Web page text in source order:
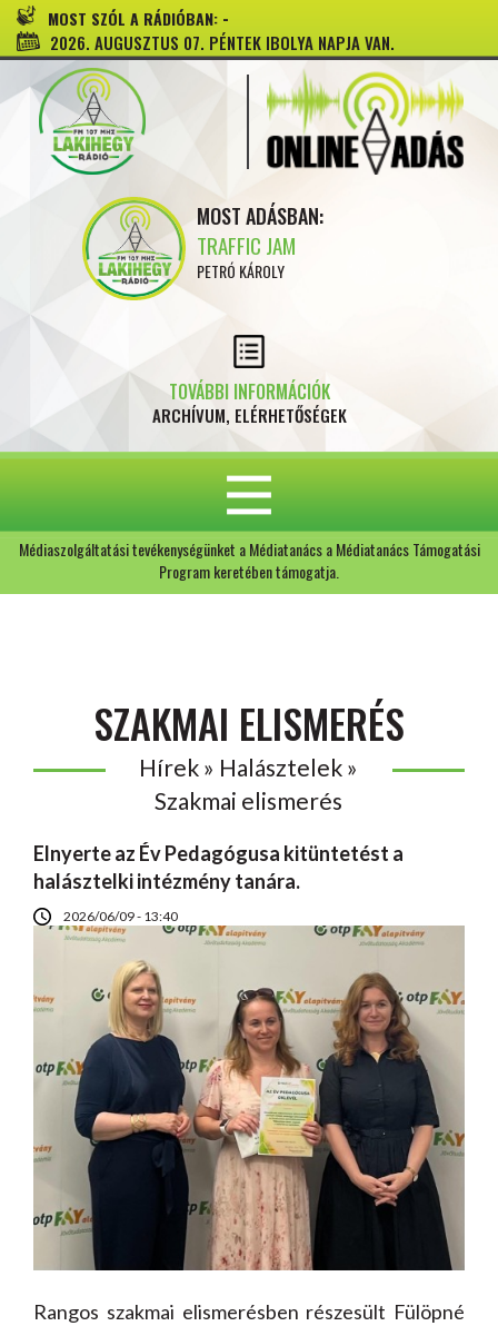
MOST SZÓL A RÁDIÓBAN: -
2026. AUGUSZTUS 07. PÉNTEK IBOLYA NAPJA VAN.
MOST ADÁSBAN:
TRAFFIC JAM
PETRÓ KÁROLY
TOVÁBBI INFORMÁCIÓK
ARCHÍVUM, ELÉRHETŐSÉGEK
Médiaszolgáltatási tevékenységünket a Médiatanács a Médiatanács Támogatási
Program keretében támogatja.
SZAKMAI ELISMERÉS
Hírek » Halásztelek »
Szakmai elismerés
Elnyerte az Év Pedagógusa kitüntetést a
halásztelki intézmény tanára.
2026/06/09 - 13:40
Rangos szakmai elismerésben részesült Fülöpné